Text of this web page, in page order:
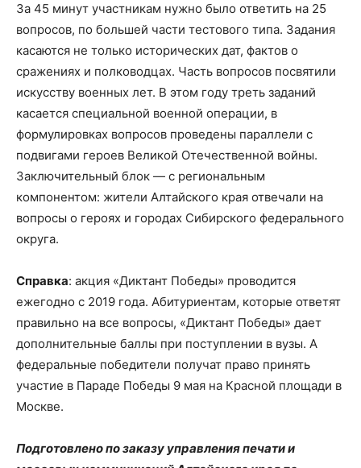
За 45 минут участникам нужно было ответить на 25
вопросов, по большей части тестового типа. Задания
касаются не только исторических дат, фактов о
сражениях и полководцах. Часть вопросов посвятили
искусству военных лет. В этом году треть заданий
касается специальной военной операции, в
формулировках вопросов проведены параллели с
подвигами героев Великой Отечественной войны.
Заключительный блок — с региональным
компонентом: жители Алтайского края отвечали на
вопросы о героях и городах Сибирского федерального
округа.
Справка: акция «Диктант Победы» проводится
ежегодно с 2019 года. Абитуриентам, которые ответят
правильно на все вопросы, «Диктант Победы» дает
дополнительные баллы при поступлении в вузы. А
федеральные победители получат право принять
участие в Параде Победы 9 мая на Красной площади в
Москве.
Подготовлено по заказу управления печати и